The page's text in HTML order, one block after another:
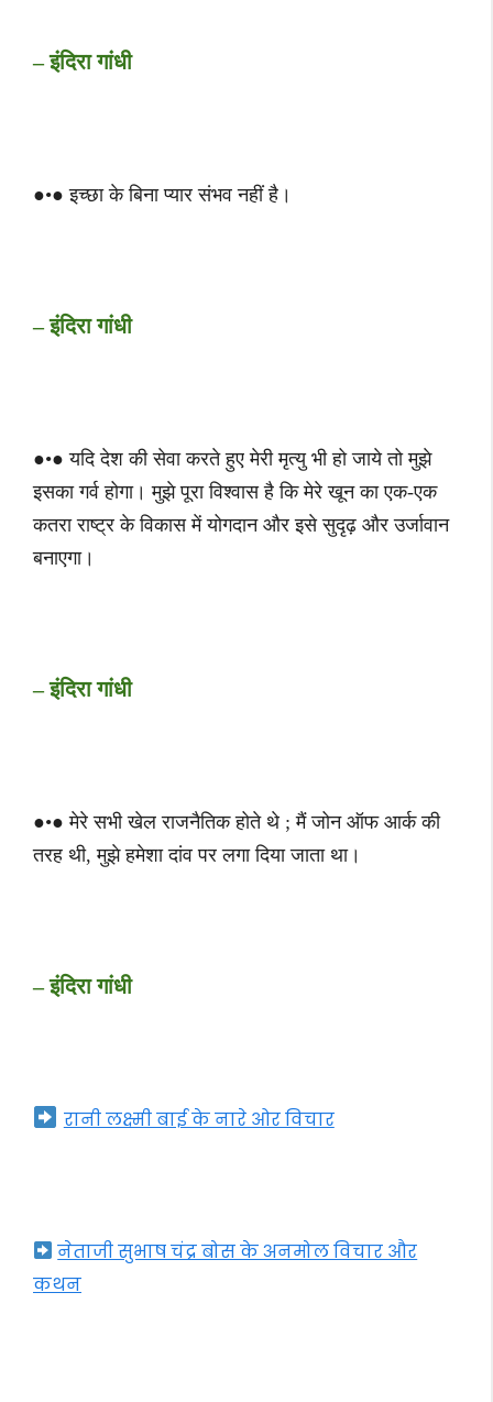
– इंदिरा गांधी
●•● इच्छा के बिना प्यार संभव नहीं है।
– इंदिरा गांधी
●•● यदि देश की सेवा करते हुए मेरी मृत्यु भी हो जाये तो मुझे
इसका गर्व होगा। मुझे पूरा विश्वास है कि मेरे खून का एक-एक
कतरा राष्ट्र के विकास में योगदान और इसे सुदृढ़ और उर्जावान
बनाएगा।
– इंदिरा गांधी
●•● मेरे सभी खेल राजनैतिक होते थे ; मैं जोन ऑफ आर्क की
तरह थी, मुझे हमेशा दांवपर लगा दिया जाता था।
– इंदिरा गांधी
रानी लक्ष्मी बाई के नारे ओर विचार
नेताजी सुभाष चंद्र बोस के अनमोल विचार और
कथन